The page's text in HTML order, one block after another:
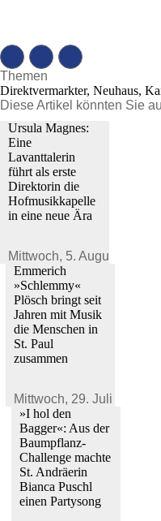
Themen
Direktvermarkter, Neuhaus,
Diese Artikel könnten Sie
Ursula Magnes:
Eine
Lavanttalerin
führt als erste
Direktorin die
Hofmusikkapelle
in eine neue Ära
Mittwoch, 5. August 2026
Emmerich
»Schlemmy«
Plösch bringt seit
Jahren mit Musik
die Menschen in
St. Paul
zusammen
Mittwoch, 29. Juli 2026
»I hol den
Bagger«: Aus der
Baumpflanz-
Challenge machte
St. Andräerin
Bianca Puschl
einen Partysong